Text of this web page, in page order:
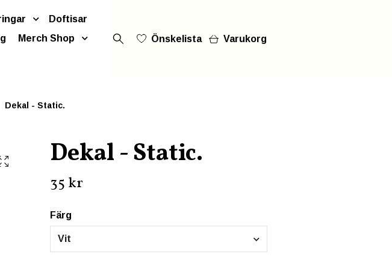
Doftisar
Merch Shop
Önskelista Varukorg
Dekal - Static.
Dekal - Static.
35 kr
Färg
Vit